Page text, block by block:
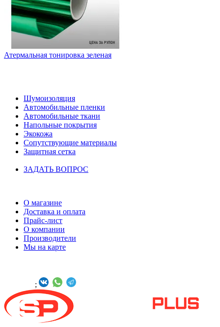
Атермальная тонировка зеленая
Шумоизоляция
Автомобильные пленки
Автомобильные ткани
Напольные покрытия
Экокожа
Сопутствующие материалы
Защитная сетка
ЗАДАТЬ ВОПРОС
О магазине
Доставка и оплата
Прайс-лист
О компании
Производители
Мы на карте
;